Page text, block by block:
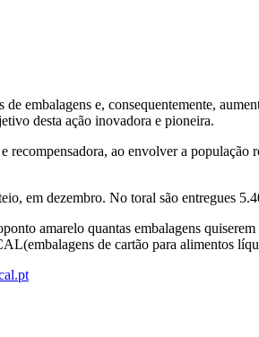
embalagens e, consequentemente,
desta ação inovadora e pioneira.
ao envolver a
em dezembro. No toral são entregues
amarelo quantas embalagens
de cartão para alimentos